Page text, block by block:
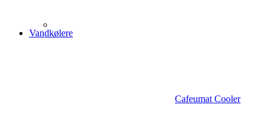
Vandkølere
Cafeumat Cooler